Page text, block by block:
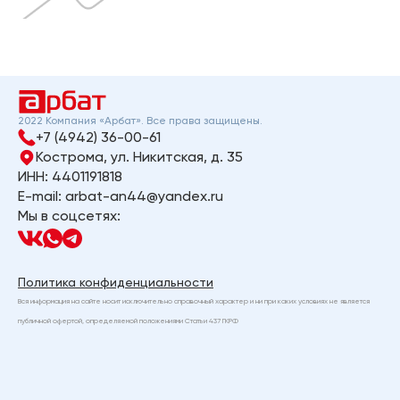
2022 Компания «Арбат». Все права защищены.
+7 (4942) 36-00-61
Кострома, ул. Никитская, д. 35
ИНН: 4401191818
E-mail: arbat-an44@yandex.ru
Мы в соцсетях:
Политика конфиденциальности
Вся информация на сайте носит исключительно справочный характер и ни при каких условиях не является
публичной офертой, определяемой положениями Статьи 437 ГКРФ